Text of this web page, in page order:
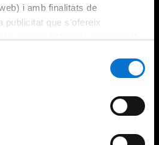
i amb finalitats de
publicitat que s’ofereix
del lloc web de la